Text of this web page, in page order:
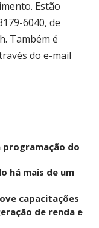
Estão
6040, de
Também é
do e-mail
do
há mais de um
capacitações
de renda e